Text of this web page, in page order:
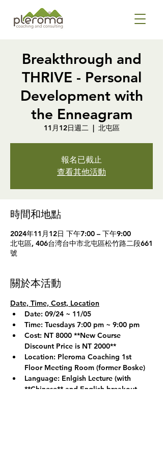
Breakthrough and
THRIVE - Personal
Development with
the Enneagram
11月12日週二
  |
北屯區
報名已截止
查看其他活動
時間和地點
2024年11月12日 下午7:00 – 下午9:00
北屯區, 406台湾台中市北屯區松竹路二段661
號
關於本活動
Date, Time, Cost, Location
Date: 09/24 ~ 11/05
Time: Tuesdays 7:00 pm ~ 9:00 pm
Cost: NT 8000 **New Course
Discount Price is NT 2000**
Location: Pleroma Coaching 1st
Floor Meeting Room (former Boske)
Language: Enlgish Lecture (with
**Chinese** and English breakout